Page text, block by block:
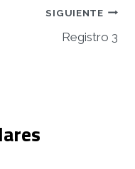
SIGUIENTE
Registro 3